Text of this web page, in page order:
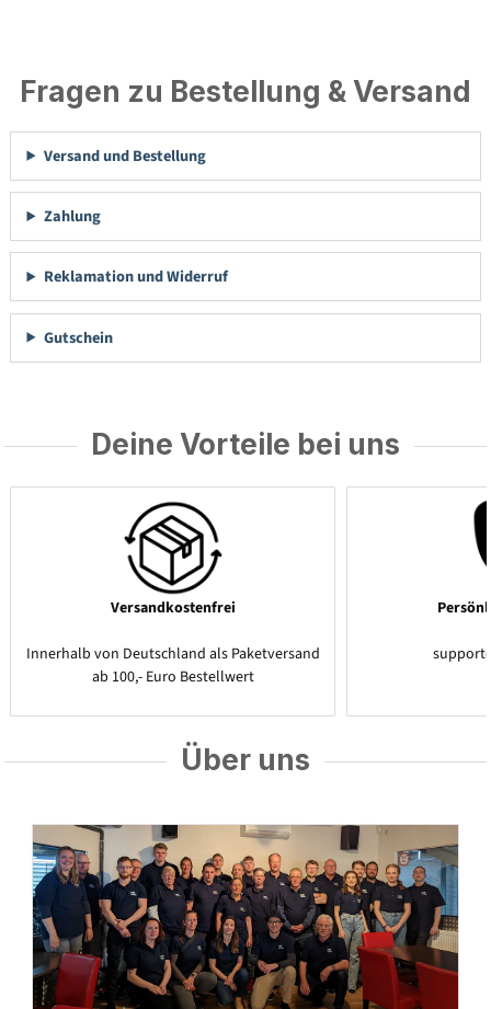
Fragen zu Bestellung & Versand
Versand und Bestellung
Zahlung
Reklamation und Widerruf
Gutschein
Deine Vorteile bei uns
Versandkostenfrei
Innerhalb von Deutschland als Paketversand
ab 100,- Euro Bestellwert
Über uns